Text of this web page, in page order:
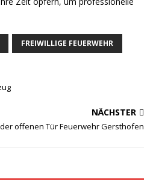
FREIWILLIGE FEUERWEHR
NÄCHSTER
offenen Tür Feuerwehr Gersthofen